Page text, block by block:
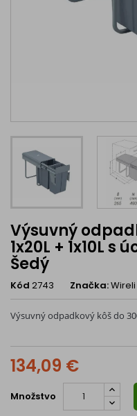
Výsuvný
1x20L + 1x10L
Šedý
Kód 2743 Značka:Wireli
Výsuvný odpadkový kôš do
134,09 €
Množstvo